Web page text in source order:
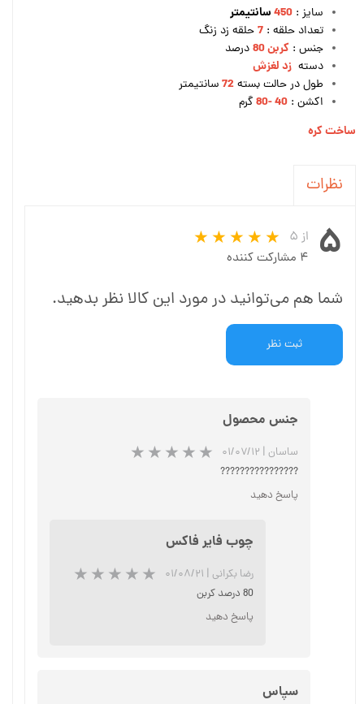
سايز : 450سانتیمتر
تعداد حلقه : 7حلقه زد زنگ
جنس : کربن 80
درصد
دسته زد لغزش
طول در حالت بسته72سانتیمتر
اکشن : 40
-80 گرم
ساخت کره
نظرات
۵ از ۵
۴ مشارکت کننده
شما هم می‌توانید در مورد این کالا نظر بدهید.
ثبت نظر
جنس محصول
ساسان | ۰۱/۰۷/۱۲
????????????????
پاسخ دهید
چوب فایر فاکس
رضا بکرانی | ۰۱/۰۸/۲۱
80 درصد کربن
پاسخ دهید
سپاس